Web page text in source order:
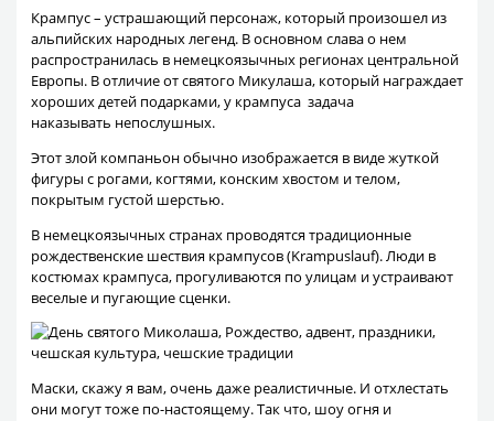
Крампус – устрашающий персонаж, который произошел из
альпийских народных легенд. В основном слава о нем
распространилась в немецкоязычных регионах центральной
Европы. В отличие от святого Микулаша, который награждает
хороших детей подарками, у крампуса задача
наказывать непослушных.
Этот злой компаньон обычно изображается в виде жуткой
фигуры с рогами, когтями, конским хвостом и телом,
покрытым густой шерстью.
В немецкоязычных странах проводятся традиционные
рождественские шествия крампусов (Krampuslauf). Люди в
костюмах крампуса, прогуливаются по улицам и устраивают
веселые и пугающие сценки.
Маски, скажу я вам, очень даже реалистичные. И отхлестать
они могут тоже по-настоящему. Так что, шоу огня и